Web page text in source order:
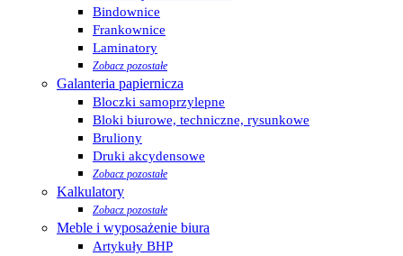
Bindownice
Frankownice
Laminatory
Zobacz pozostałe
Galanteria papiernicza
Bloczki samoprzylepne
Bloki biurowe, techniczne, rysunkowe
Bruliony
Druki akcydensowe
Zobacz pozostałe
Kalkulatory
Zobacz pozostałe
Meble i wyposażenie biura
Artykuły BHP